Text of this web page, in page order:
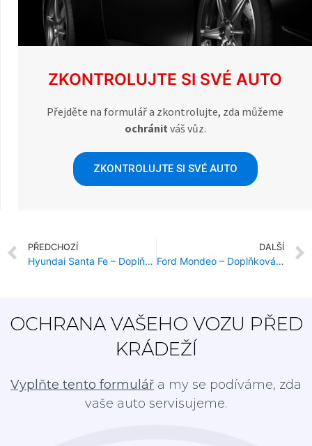
ZKONTROLUJTE SI SVÉ AUTO
Přejděte na formulář a zkontrolujte, zda můžeme
ochránit váš vůz.
ZKONTROLUJTE SI SVÉ AUTO
PŘEDCHOZÍ
Hyundai Santa Fe – Doplňková Ochrana Proti Krádeži
DALŠÍ
Ford Mondeo – Doplňková Ochrana Proti Krádeži
OCHRANA VAŠEHO VOZU PŘED
KRÁDEŽÍ
Vyplňte tento formulář a my se podíváme, zda
vaše auto servisujeme.